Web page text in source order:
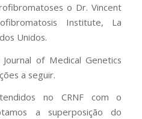
o Dr. Vincent
Institute, La
Unidos.
Journal of Medical Genetics
a seguir.
no CRNF com o
a superposição do